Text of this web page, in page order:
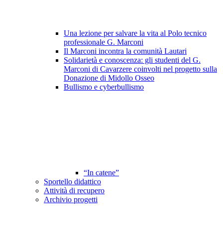
Una lezione per salvare la vita al Polo tecnico
professionale G. Marconi
Il Marconi incontra la comunità Lautari
Solidarietà e conoscenza: gli studenti del G.
Marconi di Cavarzere coinvolti nel progetto sulla
Donazione di Midollo Osseo
Bullismo e cyberbullismo
“In catene”
Sportello didattico
Attività di recupero
Archivio progetti